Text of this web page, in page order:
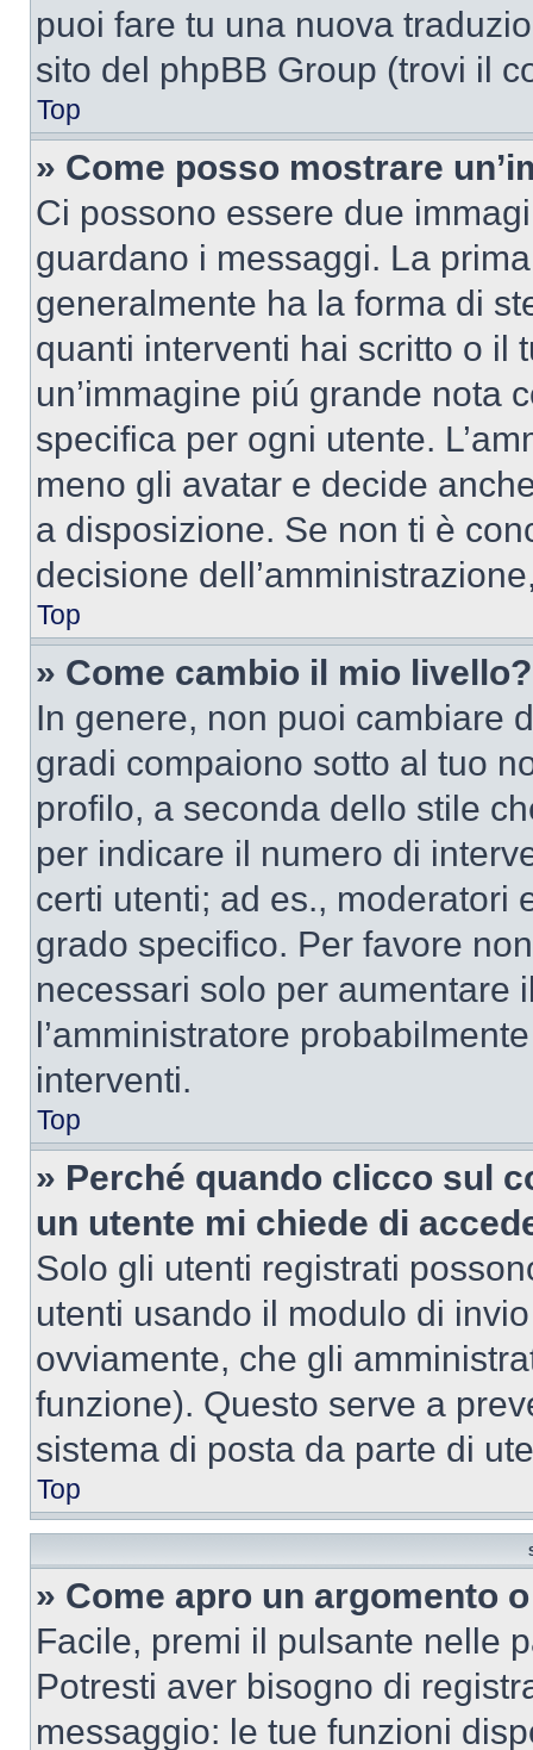
puoi fare tu una nuova
sito del phpBB Group (trovi il
Top
» Come posso mostrare
Ci possono essere due
guardano i messaggi. La
generalmente ha la forma di
quanti interventi hai scritto o il
un’immagine piú grande nota
specifica per ogni utente.
meno gli avatar e decide
a disposizione. Se non ti è
decisione
Top
» Come cambio il mio livello?
In genere, non puoi cambiare
gradi compaiono sotto al tuo
profilo, a seconda dello stile
per indicare il numero di
certi utenti; ad es., moderatori
grado specifico. Per favore
necessari solo per aumentare
l’amministratore
interventi.
Top
» Perché quando clicco sul
un utente mi chiede di
Solo gli utenti registrati
utenti usando il modulo di
ovviamente, che gli
funzione). Questo serve a
sistema di posta da parte di
Top
» Come apro un argomento
Facile, premi il pulsante nelle
Potresti aver bisogno di
messaggio: le tue funzioni